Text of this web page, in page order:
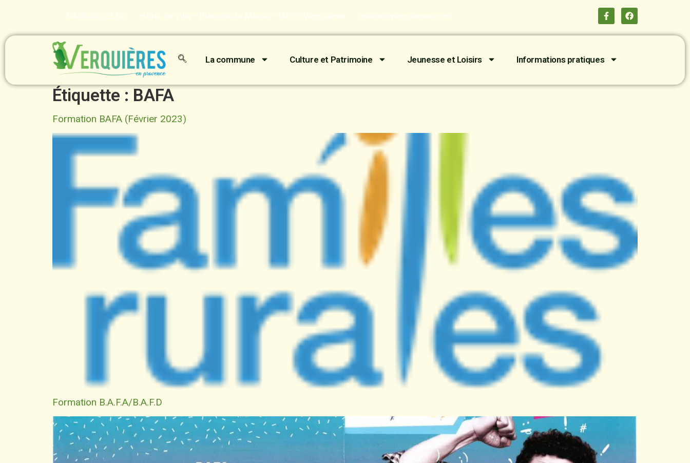
04.90.90.22.50 Hôtel de ville - Place de la Mairie - 13670 Verquières mairie@verquieres.com
La commune Culture et Patrimoine Jeunesse et Loisirs Informations pratiques
Étiquette : BAFA
Formation BAFA (Février 2023)
Formation B.A.F.A/B.A.F.D